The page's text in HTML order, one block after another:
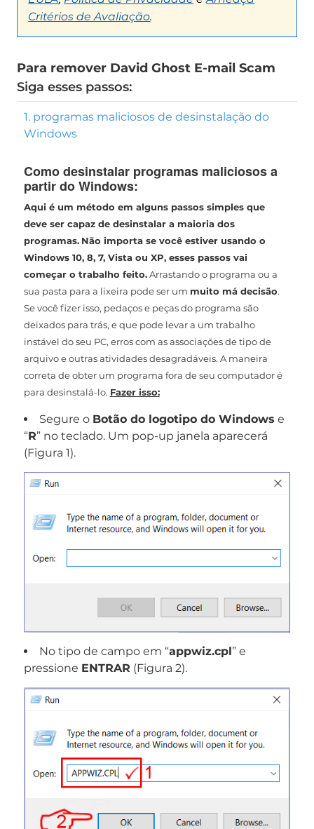
Para remover David Ghost E-mail Scam
Siga esses passos:
1. programas maliciosos de desinstalação do
Windows
Como desinstalar programas maliciosos a
partir do Windows:
Aqui é um método em alguns passos simples que
deve ser capaz de desinstalar a maioria dos
programas. Não importa se você estiver usando o
Windows 10, 8, 7, Vista ou XP, esses passos vai
começar o trabalho feito.Arrastando o programa ou a
sua pasta para a lixeira pode ser um muito má decisão.
Se você fizer isso, pedaços e peças do programa são
deixados para trás, e que pode levar a um trabalho
instável do seu PC, erros com as associações de tipo de
arquivo e outras atividades desagradáveis. A maneira
correta de obter um programa fora de seu computador é
para desinstalá-lo. Fazer isso:
Segure o Botão do logotipo do Windows e
“R” no teclado. Um pop-up janela aparecerá
(Figura 1).
No tipo de campo em “appwiz.cpl” e
pressione ENTRAR (Figura 2).